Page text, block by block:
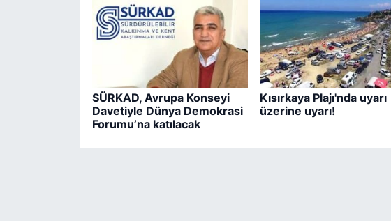
SÜRKAD, Avrupa Konseyi
Davetiyle Dünya Demokrasi
Forumu’na katılacak
Kısırkaya Plajı'nda uyarı
üzerine uyarı!